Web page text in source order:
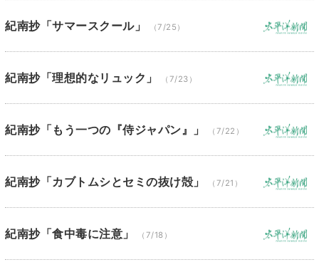
紀南抄「サマースクール」 （7/25）
紀南抄「理想的なリュック」 （7/23）
紀南抄「もう一つの『侍ジャパン』」 （7/22）
紀南抄「カブトムシとセミの抜け殻」 （7/21）
紀南抄「食中毒に注意」 （7/18）